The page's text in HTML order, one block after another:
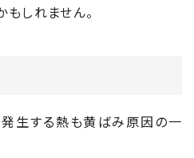
しれません。
発生する熱も黄ばみ原因の一